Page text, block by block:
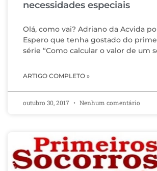
necessidades especiais
Olá, como vai? Adriano da Acvida
Espero que tenha gostado do
série “Como calcular o valor de um
ARTIGO COMPLETO »
outubro 30, 2017 Nenhum comentário